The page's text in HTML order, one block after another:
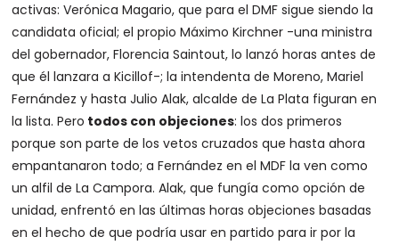
activas: Verónica Magario, que para el DMF sigue siendo la
candidata oficial; el propio Máximo Kirchner -una ministra
del gobernador, Florencia Saintout, lo lanzó horas antes de
que él lanzara a Kicillof-; la intendenta de Moreno, Mariel
Fernández y hasta Julio Alak, alcalde de La Plata figuran en
la lista. Pero todos con objeciones: los dos primeros
porque son parte de los vetos cruzados que hasta ahora
empantanaron todo; a Fernández en el MDF la ven como
un alfil de La Campora. Alak, que fungía como opción de
unidad, enfrentó en las últimas horas objeciones basadas
en el hecho de que podría usar en partido para ir por la